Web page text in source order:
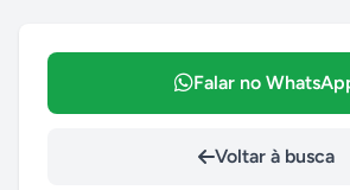
Falar no
Voltar à busca